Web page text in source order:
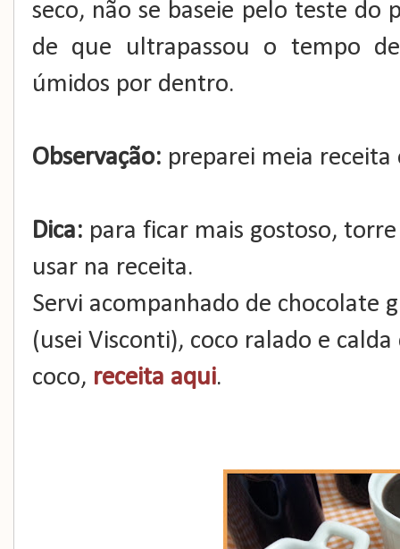
seco, não se baseie pelo teste do
de que ultrapassou o tempo
úmidos por dentro.
Observação: preparei meia
Dica: para ficar mais gostoso,
usar na receita.
Servi acompanhado de chocolate
(usei Visconti), coco ralado e
coco, receita aqui.